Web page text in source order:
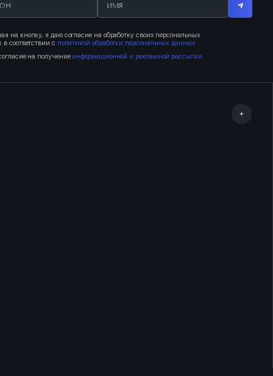
на кнопку, я даю согласие на обработку своих персональных
соответствии с политикой обработки персональных данных
на получение информационной и рекламной рассылки